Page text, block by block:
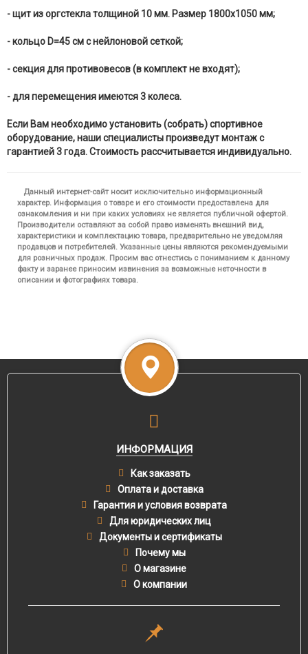
- щит из оргстекла толщиной 10 мм. Размер 1800х1050 мм;
- кольцо D=45 см с нейлоновой сеткой;
- секция для противовесов (в комплект не входят);
- для перемещения имеются 3 колеса.
Если Вам необходимо установить (собрать) спортивное
оборудование, наши специалисты произведут монтаж с
гарантией 3 года. Стоимость рассчитывается индивидуально.
Данный интернет-сайт носит исключительно информационный
характер. Информация о товаре и его стоимости предоставлена для
ознакомления и ни при каких условиях не является публичной офертой.
Производители оставляют за собой право изменять внешний вид,
характеристики и комплектацию товара, предварительно не уведомляя
продавцов и потребителей. Указанные цены являются рекомендуемыми
для розничных продаж. Просим вас отнестись с пониманием к данному
факту и заранее приносим извинения за возможные неточности в
описании и фотографиях товара.
ИНФОРМАЦИЯ
Как заказать
Оплата и доставка
Гарантия и условия возврата
Для юридических лиц
Документы и сертификаты
Почему мы
О магазине
О компании